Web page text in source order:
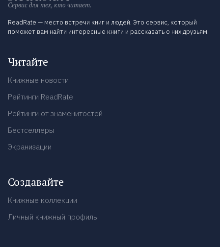
Сервис для тех, кто читает.
ReadRate — место встречи книг и людей. Это сервис, который
поможет вам найти интересные книги и рассказать о них друзьям.
Читайте
Книжные новости
Рейтинги ReadRate
Рейтинги от знаменитостей
Бестселлеры
Экранизации
Создавайте
Книжные коллекции
Личный книжный профиль